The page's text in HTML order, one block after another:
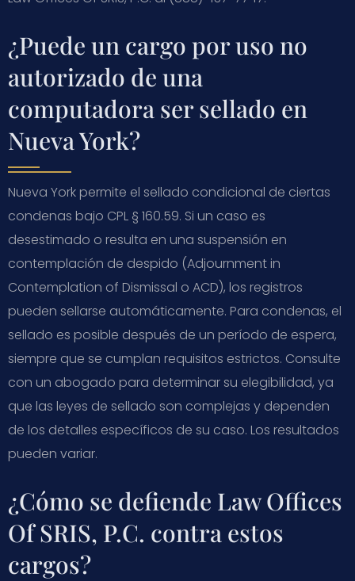
¿Puede un cargo por uso no
autorizado de una
computadora ser sellado en
Nueva York?
Nueva York permite el sellado condicional de ciertas
condenas bajo CPL § 160.59. Si un caso es
desestimado o resulta en una suspensión en
contemplación de despido (Adjournment in
Contemplation of Dismissal o ACD), los registros
pueden sellarse automáticamente. Para condenas, el
sellado es posible después de un período de espera,
siempre que se cumplan requisitos estrictos. Consulte
con un abogado para determinar su elegibilidad, ya
que las leyes de sellado son complejas y dependen
de los detalles específicos de su caso. Los resultados
pueden variar.
¿Cómo se defiende Law Offices
Of SRIS, P.C. contra estos
cargos?